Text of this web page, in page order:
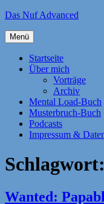
Zum
springen
Das Nuf Advanced
Menü
Startseite
Über mich
Vorträge
Archiv
Mental Load-Buch
Musterbruch-Buch
Podcasts
Impressum &
Schlagwort:
Wanted: